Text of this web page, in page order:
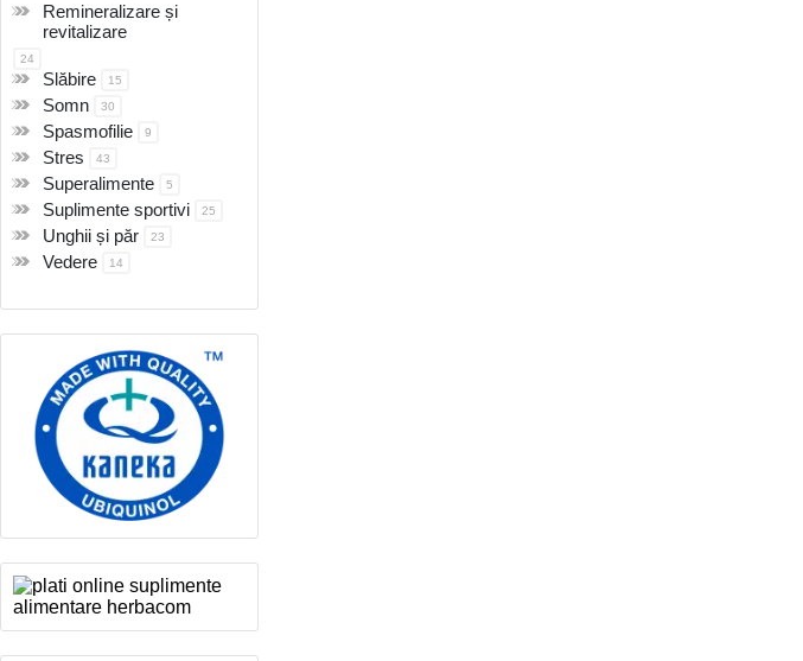
Remineralizare și
revitalizare
24
Slăbire 15
Somn 30
Spasmofilie 9
Stres 43
Superalimente 5
Suplimente sportivi 25
Unghii și păr 23
Vedere 14